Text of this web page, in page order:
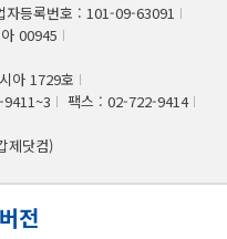
자등록번호 : 101-09-63091
00945
아 1729호
팩스 : 02-722-9414
제닷컴)
전